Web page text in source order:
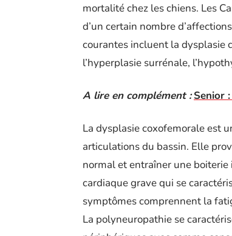
mortalité chez les chiens. Les
d’un certain nombre
courantes incluent la dysplasie
l’hyperplasie surrénale,
A lire en complément : Senior
La dysplasie coxofemorale est
articulations du bassin. Elle
normal et entraîner une
cardiaque grave qui se
symptômes comprennent la
La polyneuropathie se